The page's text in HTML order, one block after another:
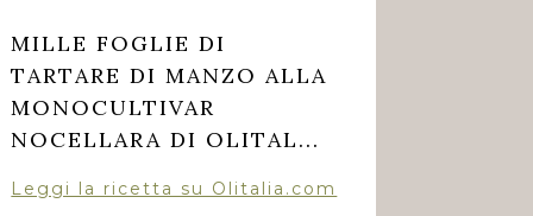
MILLE FOGLIE DI
TARTARE DI MANZO ALLA
MONOCULTIVAR
NOCELLARA DI OLITAL...
Leggi la ricetta su Olitalia.com